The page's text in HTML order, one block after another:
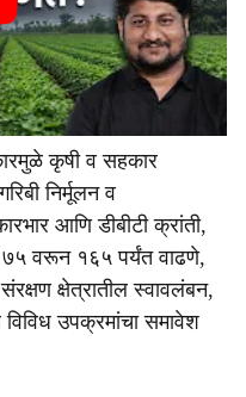
कृषी व सहकार
निर्मूलन व
आणि डीबीटी क्रांती,
७५ वरून १६५ पर्यंत वाढणे,
क्षेत्रातील स्वावलंबन,
उपक्रमांचा समावेश